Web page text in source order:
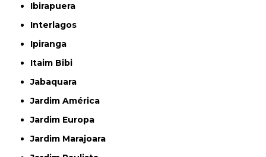
Ibirapuera
Interlagos
Ipiranga
Itaim Bibi
Jabaquara
Jardim América
Jardim Europa
Jardim Marajoara